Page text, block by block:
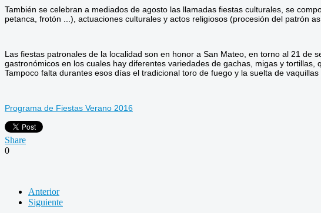
También se celebran a mediados de agosto las llamadas fiestas culturales, se
petanca, frotón ...), actuaciones culturales y actos religiosos (procesión del patrón
Las fiestas patronales de la localidad son en honor a San Mateo, en torno al 21
gastronómicos en los cuales hay diferentes variedades de gachas, migas y
Tampoco falta durantes esos días el tradicional toro de fuego y la suelta de vaquillas
Programa de Fiestas Verano 2016
Share
0
Anterior
Siguiente